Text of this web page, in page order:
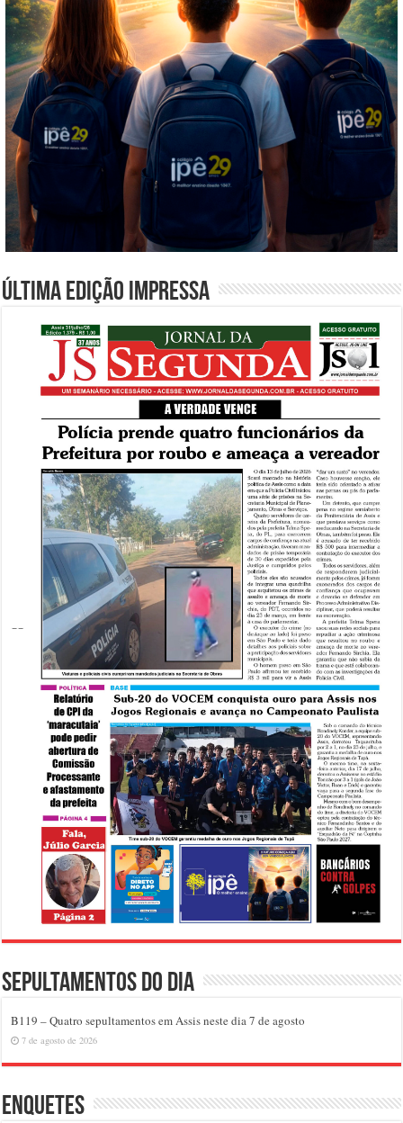
Última edição impressa
Sepultamentos do dia
B119 – Quatro sepultamentos em Assis neste dia 7 de agosto
7 de agosto de 2026
Enquetes